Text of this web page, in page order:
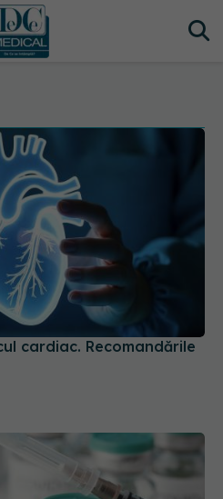
cardiac. Recomandările